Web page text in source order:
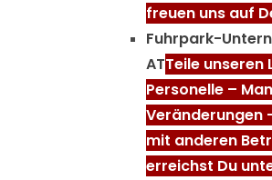
freuen uns auf
Fuhrpark-
ATTeile unseren
Personelle –
Veränderungen
mit anderen
erreichst Du